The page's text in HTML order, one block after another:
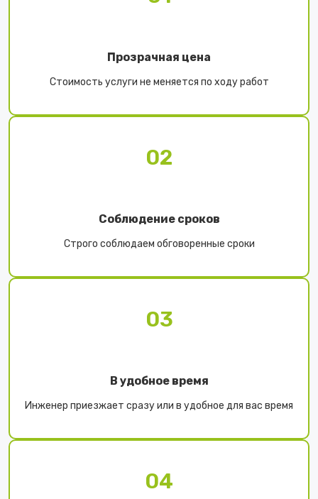
Прозрачная цена
Стоимость услуги не меняется по ходу работ
02
Соблюдение сроков
Строго соблюдаем обговоренные сроки
03
В удобное время
Инженер приезжает сразу или в удобное для вас время
04